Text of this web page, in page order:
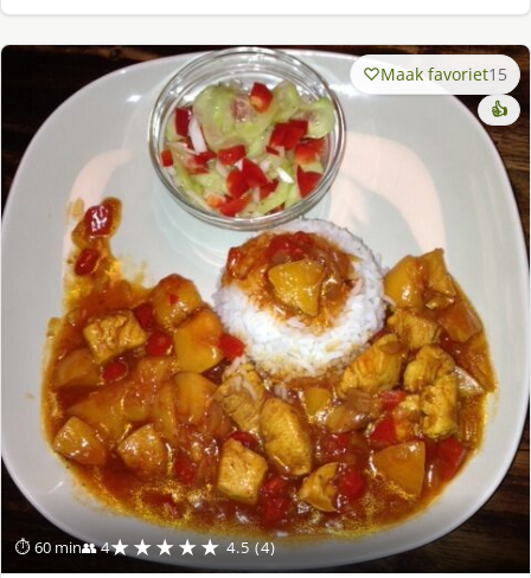
⏱ 60 min👥 4★★★★★ 4.5 (4)
Maak favoriet15
👍